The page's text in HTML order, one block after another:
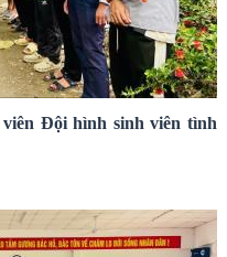
Đội hình sinh viên tình